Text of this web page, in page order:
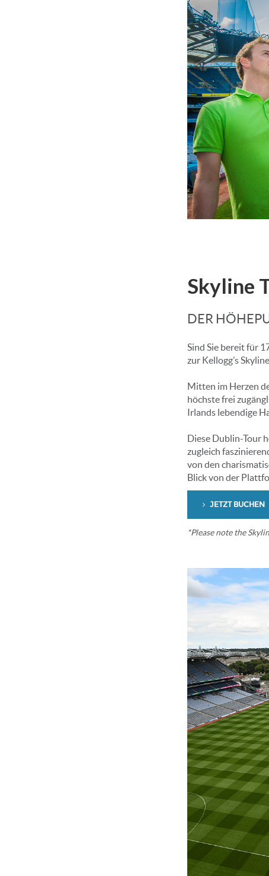
Skyline
DER
Sind Sie bereit für
zur Kellogg’s
Mitten im Herzen
höchste frei
Irlands lebendige
Diese Dublin-Tour
zugleich
von den
Blick von der
JETZT BUCHEN
*Please note the